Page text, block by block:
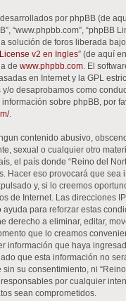
por phpBB (de
“www.phpbb.com”, “phpBB
solución de foros liberada bajo
v2 en Ingles” (de aquí
de www.phpbb.com. El
en Internet y la GPL
o desaprobamos como
sobre phpBB, por
.
contenido abusivo,
sexual o cualquier otro
el país donde “Reino del
Hacer eso provocará que sea
y, si lo creemos
de Internet. Las direcciones
para reforzar estas
derecho a eliminar, editar,
que lo creamos
información que haya
que esta información no
su consentimiento, ni
por cualquier
sean comprometidos.